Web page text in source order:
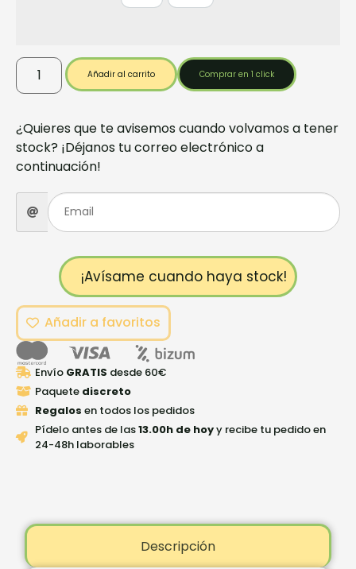
Añadir al carrito Comprar en 1 click
¿Quieres que te avisemos cuando volvamos a tener
stock? ¡Déjanos tu correo electrónico a
continuación!
¡Avísame cuando haya stock!
Añadir a favoritos
Envío GRATIS desde 60€
Paquete discreto
Regalos en todos los pedidos
Pídelo antes de las13.00h de hoyy recibe tu pedido en
24-48h laborables
Descripción